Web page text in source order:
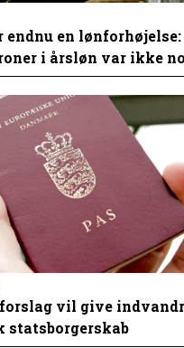
endnu en lønforhøjelse:
i årsløn var ikke
vil give
statsborgerskab